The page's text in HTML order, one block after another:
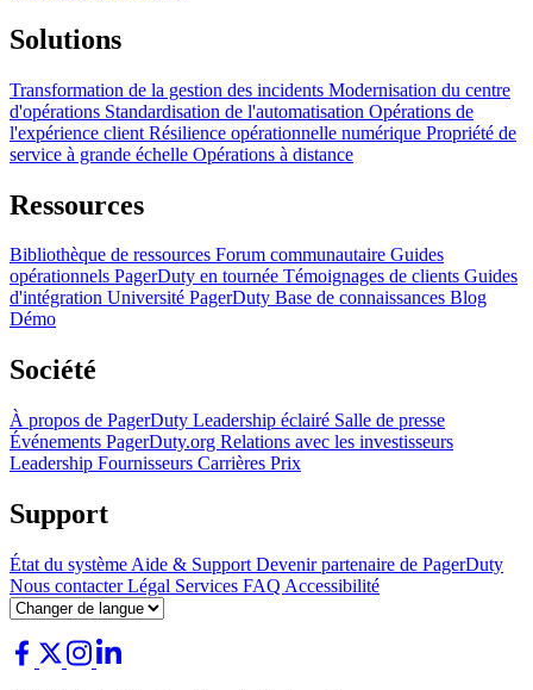
Solutions
Transformation de la gestion des incidents Modernisation du centre
d'opérations Standardisation de l'automatisation Opérations de
l'expérience client Résilience opérationnelle numérique Propriété de
service à grande échelle Opérations à distance
Ressources
Bibliothèque de ressources Forum communautaire Guides
opérationnels PagerDuty en tournée Témoignages de clients Guides
d'intégration Université PagerDuty Base de connaissances Blog
Démo
Société
À propos de PagerDuty Leadership éclairé Salle de presse
Événements PagerDuty.org Relations avec les investisseurs
Leadership Fournisseurs Carrières Prix
Support
État du système Aide & Support Devenir partenaire de PagerDuty
Nous contacterLégal Services FAQ Accessibilité